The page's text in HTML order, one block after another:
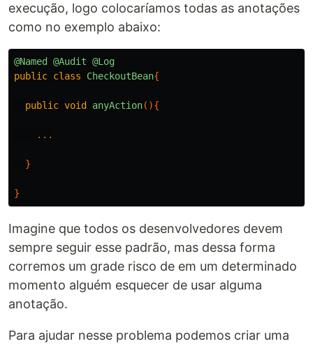
execução, logo colocaríamos todas as anotações
como no exemplo abaixo:
@Named @Audit @Log
public class CheckoutBean{
public void anyAction(){
...
}
}
Imagine que todos os desenvolvedores devem
sempre seguir esse padrão, mas dessa forma
corremos um grade risco de em um determinado
momento alguém esquecer de usar alguma
anotação.
Para ajudar nesse problema podemos criar uma